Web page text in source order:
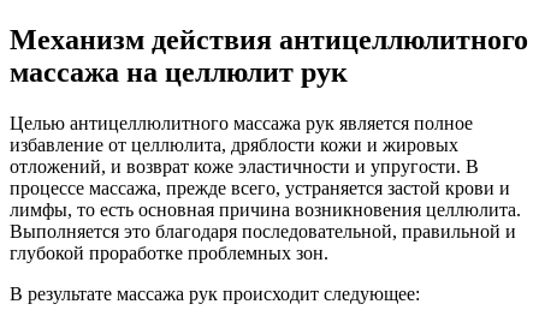
Механизм действия антицеллюлитного
массажа на целлюлит рук
Целью антицеллюлитного массажа рук является полное
избавление от целлюлита, дряблости кожи и жировых
отложений, и возврат коже эластичности и упругости. В
процессе массажа, прежде всего, устраняется застой крови и
лимфы, то есть основная причина возникновения целлюлита.
Выполняется это благодаря последовательной, правильной и
глубокой проработке проблемных зон.
В результате массажа рук происходит следующее: